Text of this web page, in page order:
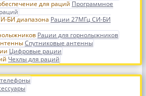
Программное
Рации 27МГц СИ-БИ
Рации для горнолыжников
Спутниковые антенны
Цифровые рации
Чехлы для раций
телефоны